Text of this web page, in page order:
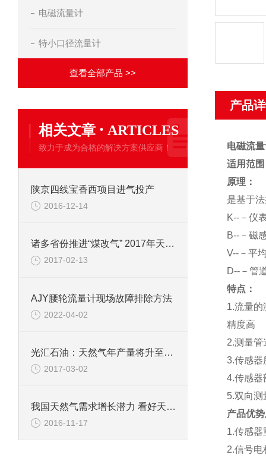
电磁流量计
特小口径流量计
查看全部产品 >>
相关文章 · ARTICLES
致力于成为合格的解决方案供应商！
陕京四线宝香西项目进气投产
2016-12-14
诸多省份推进“煤改气” 2017年天然气将继续发力
2017-02-13
AJY腰轮流量计现场故障排除方法
2022-04-02
光汇石油：天然气年产量将升至15亿立方米
2017-03-02
我国天然气需求增长潜力 看好天然气电力市场
2016-11-17
产品
电磁流
适用范
原理：
是基于
K--－仪
B--－磁
V--－平
D--－管
特点：
1.流量
精度高
2.测量
3.传感器
4.传感器
5.双向测
产品优
1.传感
2.信号